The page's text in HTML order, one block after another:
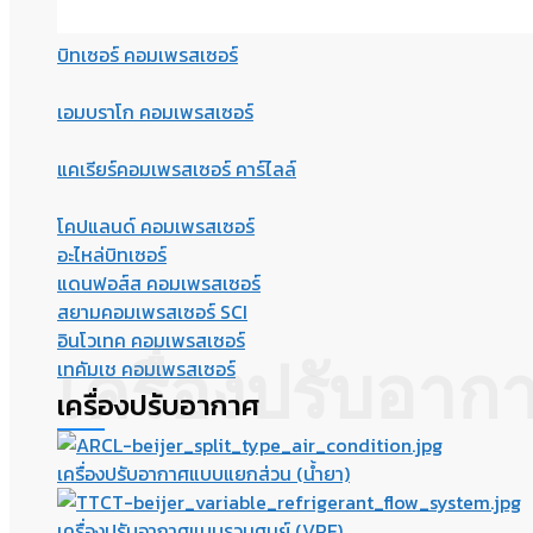
บิทเซอร์ คอมเพรสเซอร์
เอมบราโก คอมเพรสเซอร์
แคเรียร์คอมเพรสเซอร์ คาร์ไลล์
โคปแลนด์ คอมเพรสเซอร์
อะไหล่บิทเซอร์
แดนฟอส์ส คอมเพรสเซอร์
สยามคอมเพรสเซอร์ SCI
อินโวเทค คอมเพรสเซอร์
เทคัมเช คอมเพรสเซอร์
เครื่องปรับอาก
เครื่องปรับอากาศ
เครื่องปรับอากาศแบบแยกส่วน (น้ำยา)